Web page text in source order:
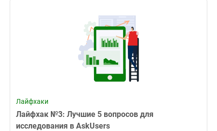
Лайфхаки
Лайфхак №3: Лучшие 5 вопросов для
исследования в AskUsers